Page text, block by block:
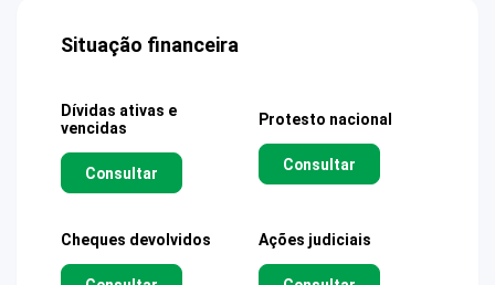
Situação financeira
Dívidas ativas e
vencidas
Consultar
Protesto nacional
Consultar
Cheques devolvidos Ações judiciais